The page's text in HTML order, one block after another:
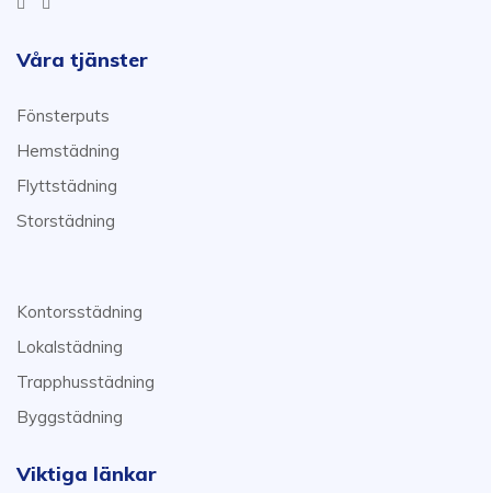
Våra tjänster
Fönsterputs
Hemstädning
Flyttstädning
Storstädning
Kontorsstädning
Lokalstädning
Trapphusstädning
Byggstädning
Viktiga länkar